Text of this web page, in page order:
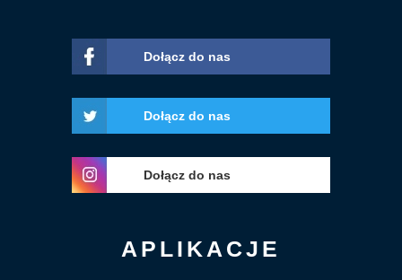
Dołącz do nas
Dołącz do nas
Dołącz do nas
APLIKACJE